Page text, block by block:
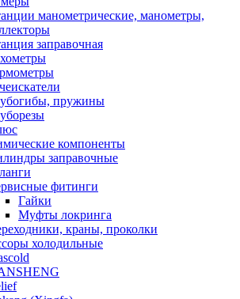
манометрические, манометры,
заправочная
пружины
компоненты
заправочные
фитинги
Гайки
Муфты локринга
краны, проколки
холодильные